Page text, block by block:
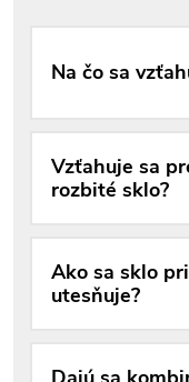
Na čo sa
Vzťahuje sa
rozbité sklo?
Ako sa sklo
utesňuje?